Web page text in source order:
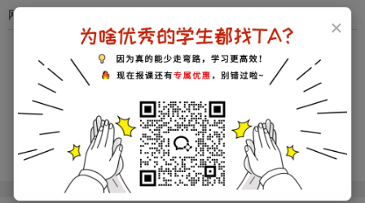
×
网络来源
2023年苏教版小学二年级上册数学6.5《9的乘法口诀》课件
首页 上一页 下一页 尾页